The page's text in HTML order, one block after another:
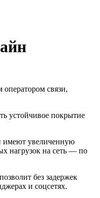
связи,
устойчивое покрытие
имеют увеличенную
нагрузок на сеть — по
без задержек
и соцсетях.